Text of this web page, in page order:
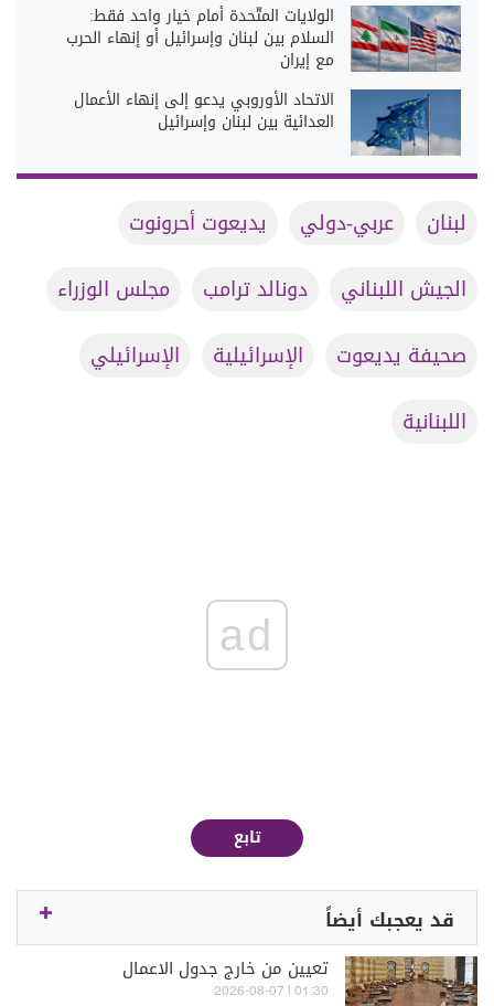
الولايات المتّحدة أمام خيار واحد فقط:
السلام بين لبنان وإسرائيل أو إنهاء الحرب
مع إيران
الاتحاد الأوروبي يدعو إلى إنهاء الأعمال
العدائية بين لبنان وإسرائيل
لبنان عربي-دولي
يديعوت أحرونوت
الجيش اللبناني
دونالد ترامب
مجلس الوزراء
صحيفة يديعوت
الإسرائيلية
الإسرائيلي
اللبنانية
ad
تابع
قد يعجبك أيضاً
تعيين من خارج جدول الاعمال
01:30 | 2026-08-07